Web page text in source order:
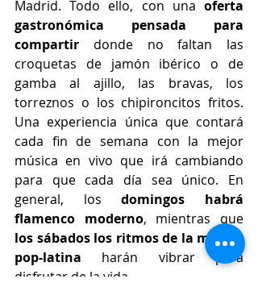
Madrid. Todo ello, con una oferta
gastronómica pensada para
compartir donde no faltan las
croquetas de jamón ibérico o de
gamba al ajillo, las bravas, los
torreznos o los chipironcitos fritos.
Una experiencia única que contará
cada fin de semana con la mejor
música en vivo que irá cambiando
para que cada día sea único. En
general, los domingos habrá
flamenco moderno
los sábados los ritmos de la música
pop-latina harán vibrar para
disfrutar de la vida.